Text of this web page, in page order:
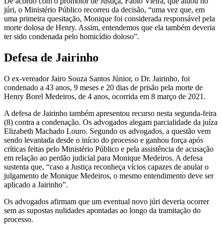
júri, o Ministério Público recorreu da decisão, “uma vez que, em
uma primeira quesitação, Monique foi considerada responsável pela
morte dolosa de Henry. Assim, entendemos que ela também deveria
ter sido condenada pelo homicídio doloso”.
Defesa de Jairinho
O ex-vereador Jairo Souza Santos Júnior, o Dr. Jairinho, foi
condenado a 43 anos, 9 meses e 20 dias de prisão pela morte de
Henry Borel Medeiros, de 4 anos, ocorrida em 8 março de 2021.
A defesa de Jairinho também apresentou recurso nesta segunda-feira
(8) contra a condenação. Os advogados alegam parcialidade da juíza
Elizabeth Machado Louro. Segundo os advogados, a questão vem
sendo levantada desde o início do processo e ganhou força após
críticas feitas pelo Ministério Público e pela assistência de acusação
em relação ao perdão judicial para Monique Medeiros. A defesa
sustenta que, “caso a Justiça reconheça vícios capazes de anular o
julgamento de Monique Medeiros, o mesmo entendimento deve ser
aplicado a Jairinho”.
Os advogados afirmam que um eventual novo júri deveria ocorrer
sem as supostas nulidades apontadas ao longo da tramitação do
processo.